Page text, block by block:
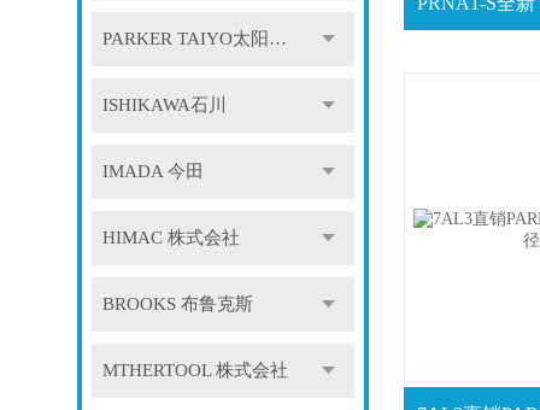
PARKER TAIYO太阳铁工
ISHIKAWA石川
IMADA 今田
HIMAC 株式会社
BROOKS 布鲁克斯
MTHERTOOL 株式会社